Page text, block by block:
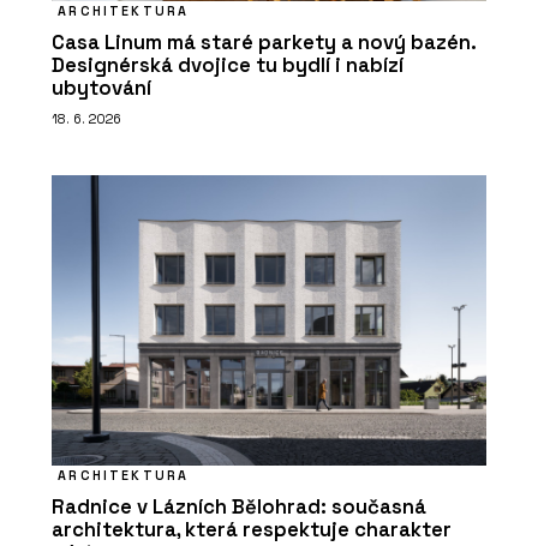
ARCHITEKTURA
Casa Linum má staré parkety a nový bazén.
Designérská dvojice tu bydlí i nabízí
ubytování
18. 6. 2026
ARCHITEKTURA
Radnice v Lázních Bělohrad: současná
architektura, která respektuje charakter